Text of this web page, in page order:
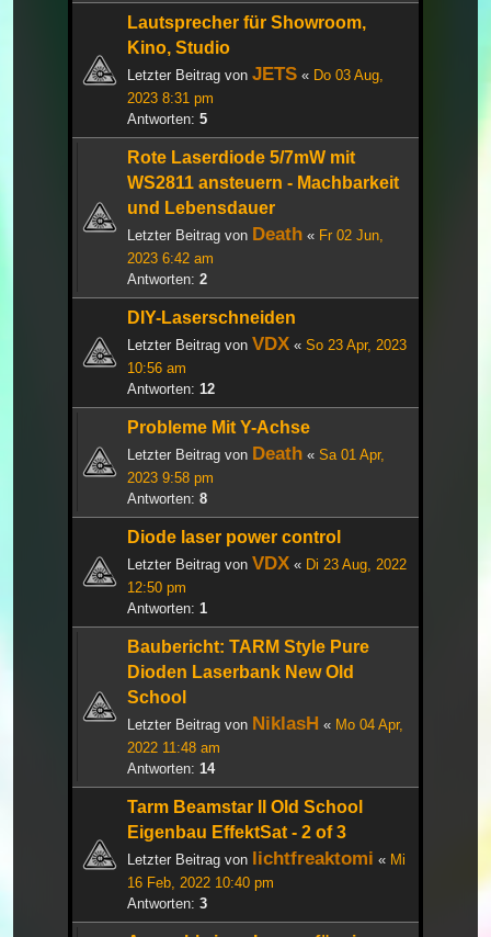
Lautsprecher für Showroom,
Kino, Studio
Letzter Beitrag von JETS « Do 03 Aug,
2023 8:31 pm
Antworten: 5
Rote Laserdiode 5/7mW mit
WS2811 ansteuern - Machbarkeit
und Lebensdauer
Letzter Beitrag von Death « Fr 02 Jun,
2023 6:42 am
Antworten: 2
DIY-Laserschneiden
Letzter Beitrag von VDX « So 23 Apr, 2023
10:56 am
Antworten: 12
Probleme Mit Y-Achse
Letzter Beitrag von Death « Sa 01 Apr,
2023 9:58 pm
Antworten: 8
Diode laser power control
Letzter Beitrag von VDX « Di 23 Aug, 2022
12:50 pm
Antworten: 1
Baubericht: TARM Style Pure
Dioden Laserbank New Old
School
Letzter Beitrag von NiklasH « Mo 04 Apr,
2022 11:48 am
Antworten: 14
Tarm Beamstar II Old School
Eigenbau EffektSat - 2 of 3
Letzter Beitrag von lichtfreaktomi « Mi
16 Feb, 2022 10:40 pm
Antworten: 3